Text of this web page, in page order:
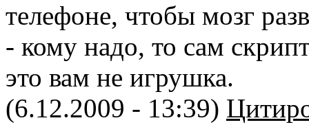
телефоне, чтобы мозг
- кому надо, то сам
это вам не игрушка.
(6.12.2009 - 13:39)